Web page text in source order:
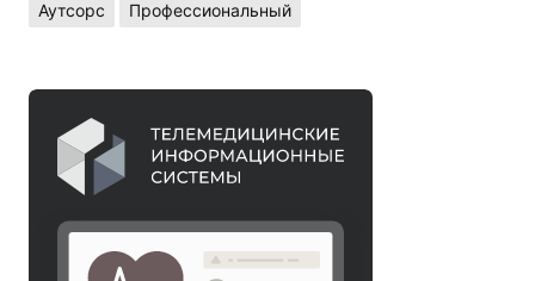
Аутсорс Профессиональный